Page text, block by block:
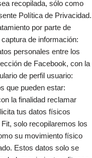
recopilada, sólo como
Política de Privacidad.
por parte de
de información:
personales entre los
de Facebook, con la
de perfil usuario:
que pueden estar:
la finalidad reclamar
tus datos físicos
solo recopilaremos los
su movimiento físico
Estos datos solo se